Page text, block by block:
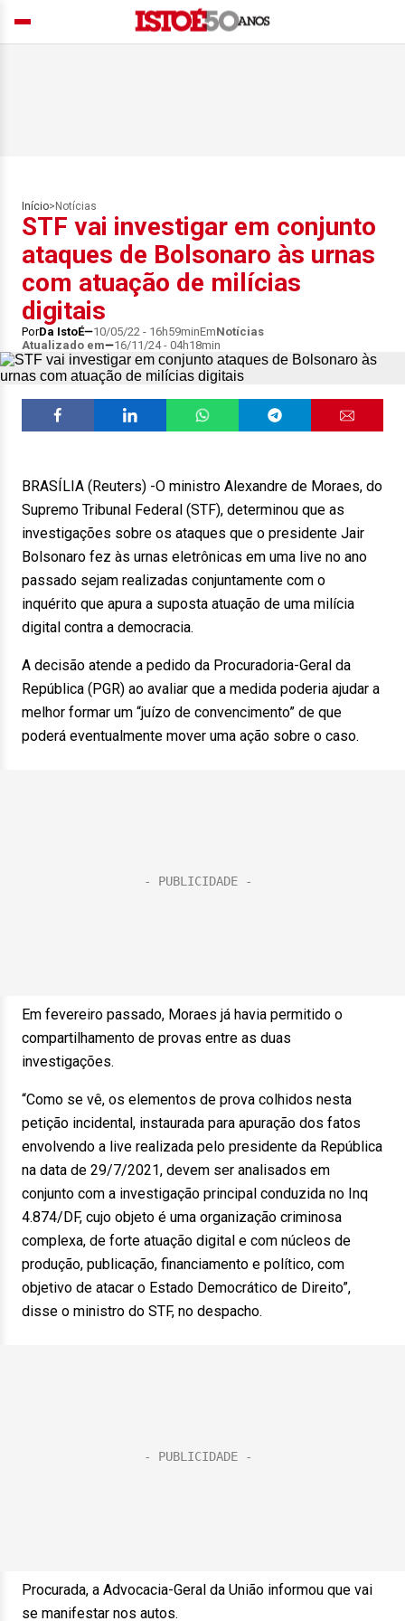
Início> Notícias
STF vai investigar em conjunto
ataques de Bolsonaro às urnas
com atuação de milícias
digitais
PorDa IstoÉ 10/05/22 - 16h59minEmNotícias
Atualizado em
16/11/24 - 04h18min
BRASÍLIA (Reuters) -O ministro Alexandre de Moraes, do
Supremo Tribunal Federal (STF), determinou que as
investigações sobre os ataques que o presidente Jair
Bolsonaro fez às urnas eletrônicas em uma live no ano
passado sejam realizadas conjuntamente com o
inquérito que apura a suposta atuação de uma milícia
digital contra a democracia.
A decisão atende a pedido da Procuradoria-Geral da
República (PGR) ao avaliar que a medida poderia ajudar a
melhor formar um “juízo de convencimento” de que
poderá eventualmente mover uma ação sobre o caso.
Em fevereiro passado, Moraes já havia permitido o
compartilhamento de provas entre as duas
investigações.
“Como se vê, os elementos de prova colhidos nesta
petição incidental, instaurada para apuração dos fatos
envolvendo a live realizada pelo presidente da República
na data de 29/7/2021, devem ser analisados em
conjunto com a investigação principal conduzida no Inq
4.874/DF, cujo objeto é uma organização criminosa
complexa, de forte atuação digital e com núcleos de
produção, publicação, financiamento e político, com
objetivo de atacar o Estado Democrático de Direito”,
disse o ministro do STF, no despacho.
Procurada, a Advocacia-Geral da União informou que vai
se manifestar nos autos.